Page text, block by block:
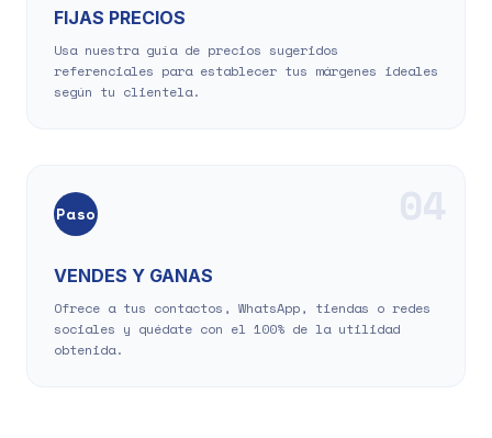
FIJAS PRECIOS
Usa nuestra guía de precios sugeridos
referenciales para establecer tus márgenes ideales
según tu clientela.
Paso
VENDES Y GANAS
Ofrece a tus contactos, WhatsApp, tiendas o redes
sociales y quédate con el 100% de la utilidad
obtenida.